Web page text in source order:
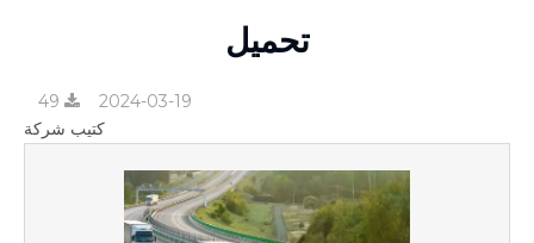
تحميل
2024-03-19
كتيب شركة